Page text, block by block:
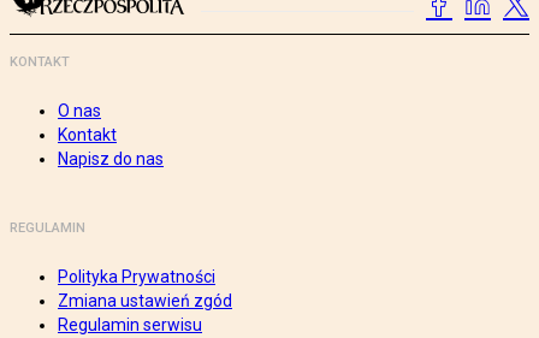
KONTAKT
O nas
Kontakt
Napisz do nas
REGULAMIN
Polityka Prywatności
Zmiana ustawień zgód
Regulamin serwisu